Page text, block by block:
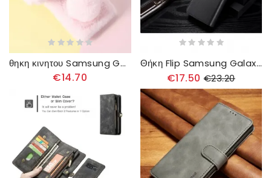
θηκη κινητου Samsung Galaxy Note 8 Σχέδιο Γούνας Κουνελιού
€14.70
Θήκη Flip Samsung Galaxy Note 8 Dg.ming Αποσπώμενο
€17.50 €23.20